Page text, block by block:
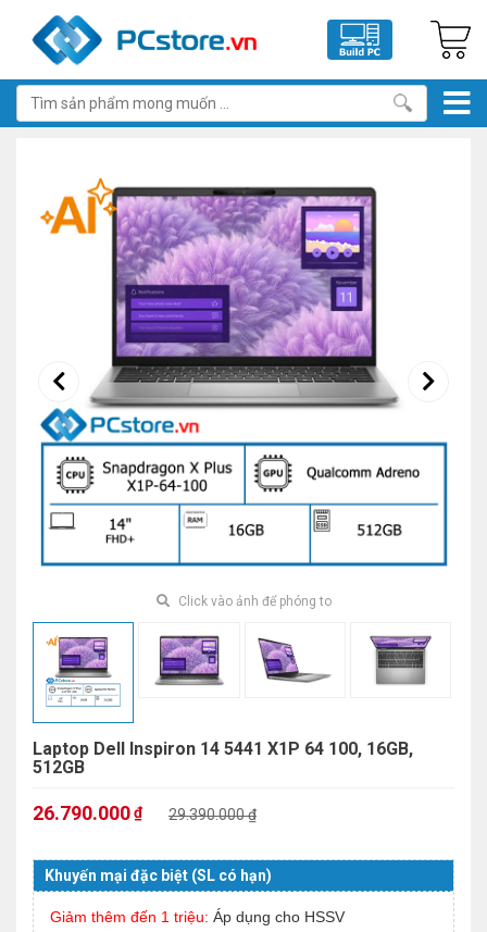
Click vào ảnh để phóng to
Laptop Dell Inspiron 14 5441 X1P 64 100, 16GB,
512GB
26.790.000₫ 29.390.000 ₫
Khuyến mại đặc biệt (SL có hạn)
Giảm thêm đến 1 triệu: Áp dụng cho HSSV